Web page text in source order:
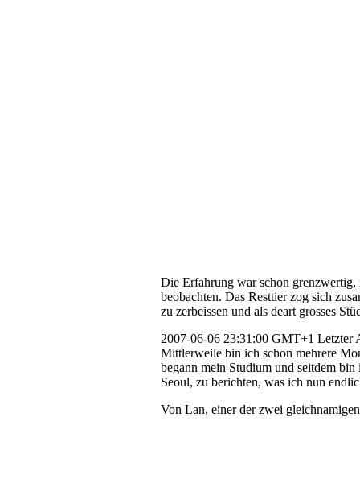
Die Erfahrung war schon
beobachten. Das Resttier zog sich
zu zerbeissen und als deart grosses
2007-06-06 23:31:00 GMT+1 Letzter
Mittlerweile bin ich schon mehrere
begann mein Studium und seitdem
Seoul, zu berichten, was ich nun
Von Lan, einer der zwei